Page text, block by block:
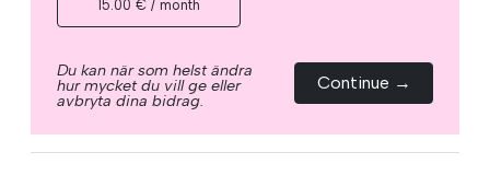
15.00 € / month
Du kan när som helst ändra
hur mycket du vill ge eller
avbryta dina bidrag.
Continue →